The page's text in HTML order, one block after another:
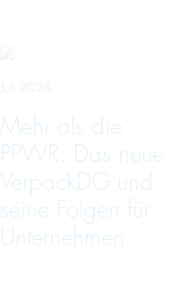
Mehr als die
PPWR: Das neue
VerpackDG und
seine Folgen für
Unternehmen